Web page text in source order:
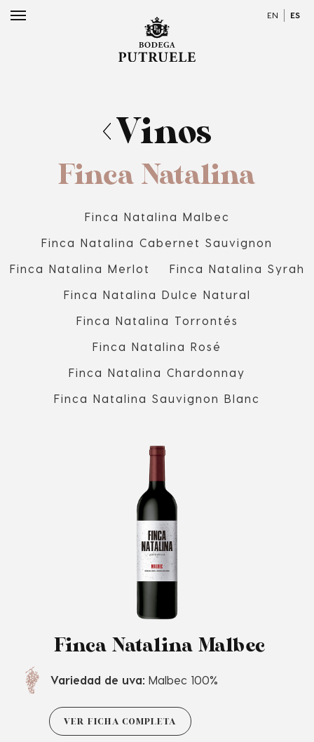
EN ES
Vinos
Finca Natalina
Finca Natalina Malbec
Finca Natalina Cabernet Sauvignon
Finca Natalina Merlot
Finca Natalina Syrah
Finca Natalina Dulce Natural
Finca Natalina Torrontés
Finca Natalina Rosé
Finca Natalina Chardonnay
Finca Natalina Sauvignon Blanc
Finca Natalina Malbec
Variedad de uva: Malbec 100%
VER FICHA COMPLETA